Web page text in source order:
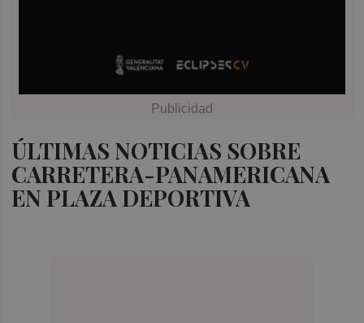
ÚLTIMAS NOTICIAS SOBRE
CARRETERA-PANAMERICANA
EN PLAZA DEPORTIVA